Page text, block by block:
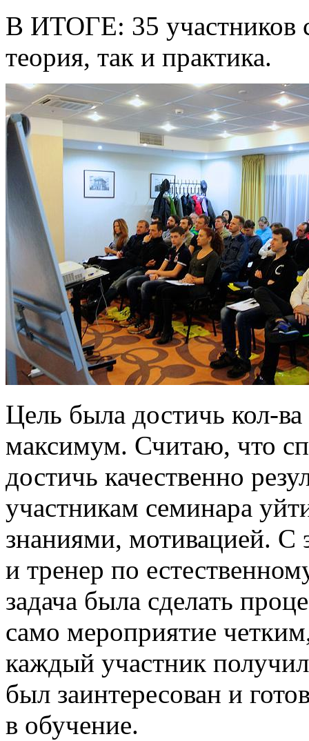
В ИТОГЕ: 35 участников
теория, так и практика.
Цель была достичь кол-
максимум. Считаю, что
достичь качественно
участникам семинара
знаниями, мотивацией. С
и тренер по
задача была сделать
само мероприятие
каждый участник
был заинтересован и
в обучение.